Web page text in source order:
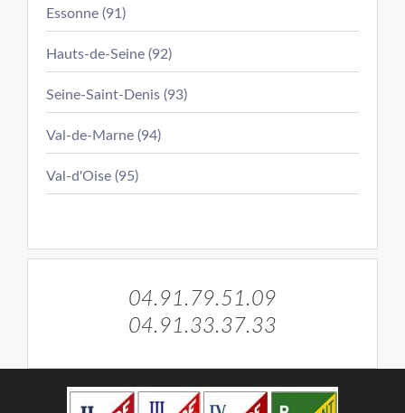
Essonne (91)
Hauts-de-Seine (92)
Seine-Saint-Denis (93)
Val-de-Marne (94)
Val-d'Oise (95)
04.91.79.51.09
04.91.33.37.33